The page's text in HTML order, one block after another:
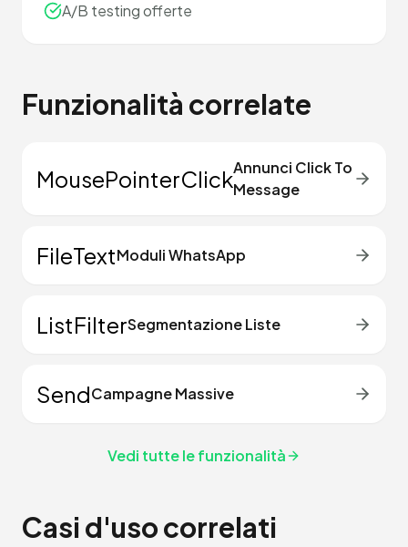
A/B testing offerte
Funzionalità correlate
MousePointerClickAnnunci Click To
Message
FileTextModuli WhatsApp
ListFilterSegmentazione Liste
SendCampagne Massive
Vedi tutte le funzionalità
Casi d'uso correlati